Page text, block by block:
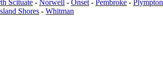
Scituate - Norwell - Onset - Pembroke - Plympton
Shores - Whitman